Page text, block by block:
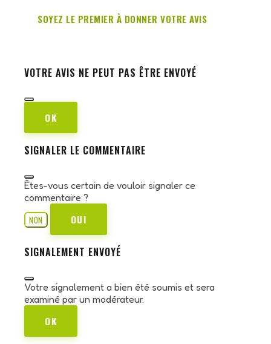
SOYEZ LE PREMIER À DONNER VOTRE AVIS
VOTRE AVIS NE PEUT PAS ÊTRE ENVOYÉ
OK
SIGNALER LE COMMENTAIRE
Êtes-vous certain de vouloir signaler ce
commentaire ?
NON
OUI
SIGNALEMENT ENVOYÉ
Votre signalement a bien été soumis et sera
examiné par un modérateur.
OK